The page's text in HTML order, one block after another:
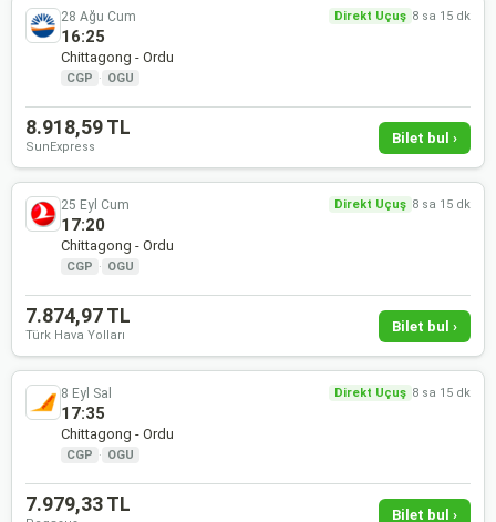
28 Ağu Cum Direkt Uçuş 8 sa 15 dk
16:25
Chittagong - Ordu
CGP · OGU
8.918,59 TL
SunExpress
Bilet bul ›
25 Eyl Cum Direkt Uçuş 8 sa 15 dk
17:20
Chittagong - Ordu
CGP · OGU
7.874,97 TL
Türk Hava Yolları
Bilet bul ›
8 Eyl Sal Direkt Uçuş 8 sa 15 dk
17:35
Chittagong - Ordu
CGP · OGU
7.979,33 TL Bilet bul ›